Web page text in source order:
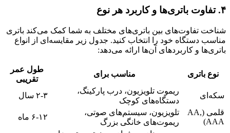
۴. تفاوت باتری‌ها و کاربرد هر نوع
شناخت تفاوت‌های بین باتری‌های مختلف به شما کمک می‌کند باتری
مناسب دستگاه خود را انتخاب کنید. جدول زیر مقایسه‌ای از انواع
باتری‌ها و کاربردهای آن‌ها ارائه می‌دهد:
نوع باتری مناسب برای
طول عمر
تقریبی
سکه‌ای
ریموت تلویزیون، درب پارکینگ،
دستگاه‌های کوچک
۲-۳ سال
قلمی (AA,
AAA)
تلویزیون، سیستم‌های صوتی،
ریموت‌های خانگی بزرگ
۶-۱۲ ماه